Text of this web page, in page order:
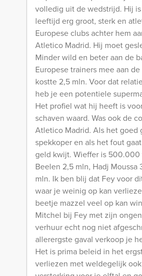
volledig uit de wedstrijd. Hij
leeftijd erg groot, sterk en
Europese clubs achter hem
Atletico Madrid. Hij moet
Minder wild en beter aan de
Europese trainers mee aan
kostte 2,5 mln. Voor dat
heb je een potentiele
Het profiel wat hij heeft is
schaven waard. Was ook de
Atletico Madrid. Als het goed
spekkoper en als het fout
geld kwijt. Wieffer is 500.000
Beelen 2,5 mln, Hadj Moussa
mln. Ik ben blij dat Fey voor
waar je weinig op kan
beetje mazzel veel op kan
Mitchel bij Fey met zijn
verhuur echt nog niet
allerergste gaval verkoop je
Het is prima beleid in het
verliezen met weldegelijk